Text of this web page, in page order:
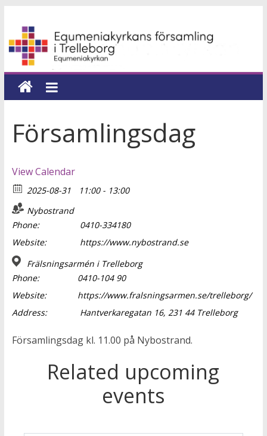
innehåll
Equmeniakyrkans
församling
i
Trelleborg
för
hela
livet
Församlingsdag
View Calendar
2025-08-31
11:00 - 13:00
Nybostrand
Phone:
0410-334180
Website:
https://www.nybostrand.se
Frälsningsarmén i Trelleborg
Phone:
0410-104 90
Website:
https://www.fralsningsarmen.se/trelleborg/
Address:
Hantverkaregatan 16, 231 44 Trelleborg
Församlingsdag kl. 11.00 på Nybostrand.
Related upcoming
events